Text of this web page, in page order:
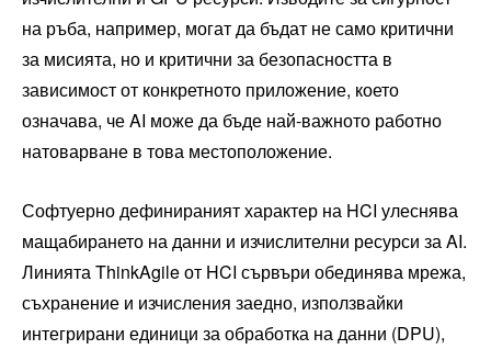
на ръба, например, могат да бъдат не само критични
за мисията, но и критични за безопасността в
зависимост от конкретното приложение, което
означава, че AI може да бъде най-важното работно
натоварване в това местоположение.
Софтуерно дефинираният характер на HCI улеснява
мащабирането на данни и изчислителни ресурси за AI.
Линията ThinkAgile от HCI сървъри обединява мрежа,
съхранение и изчисления заедно, използвайки
интегрирани единици за обработка на данни (DPU),